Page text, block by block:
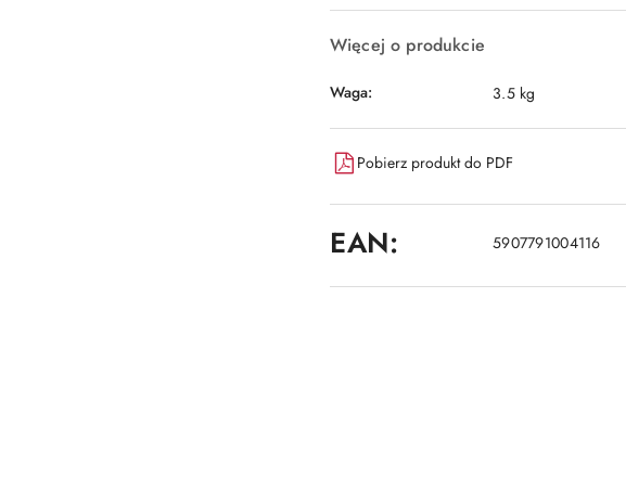
Więcej o produkcie
Waga: 3.5 kg
Pobierz produkt do PDF
EAN: 5907791004116